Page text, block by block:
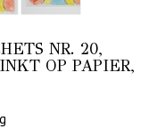
NR. 20,
OP PAPIER,